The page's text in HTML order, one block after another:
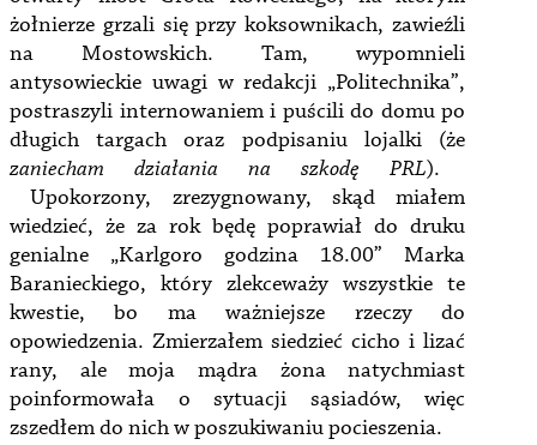
żołnierze grzali się przy koksownikach, zawieźli
na Mostowskich. Tam, wypomnieli
antysowieckie uwagi w redakcji „Politechnika”,
postraszyli internowaniem i puścili do domu po
długich targach oraz podpisaniu lojalki (że
zaniecham działania na szkodę PRL).
Upokorzony, zrezygnowany, skąd miałem
wiedzieć, że za rok będę poprawiał do druku
genialne „Karlgoro godzina 18.00” Marka
Baranieckiego, który zlekceważy wszystkie te
kwestie, bo ma ważniejsze rzeczy do
opowiedzenia. Zmierzałem siedzieć cicho i lizać
rany, ale moja mądra żona natychmiast
poinformowała o sytuacji sąsiadów, więc
zszedłem do nich w poszukiwaniu pocieszenia.